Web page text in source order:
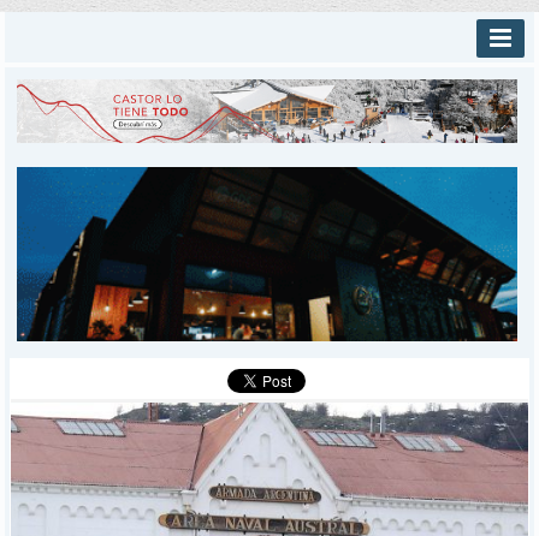
INICIO
PROVINCIALES
DEPORTES
POLICIALES
I-DIARIO
BÚSQUEDA